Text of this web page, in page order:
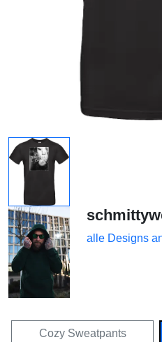
alle Designs
Cozy Sweatpants